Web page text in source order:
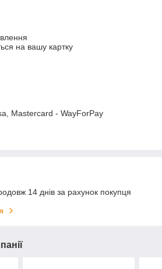
на вашу картку
Mastercard - WayForPay
14 днів за рахунок покупця